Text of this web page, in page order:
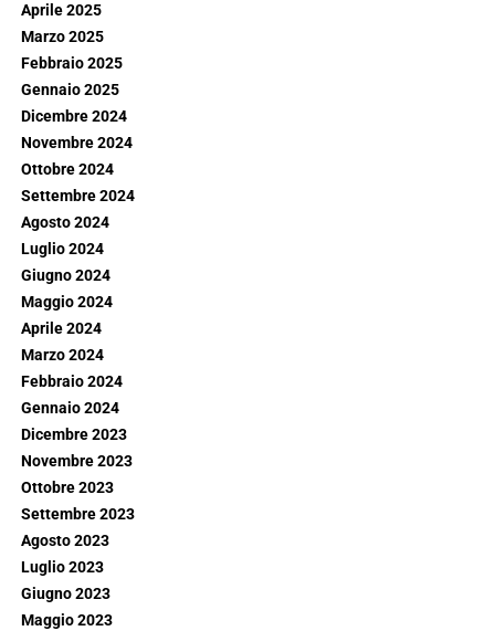
Aprile 2025
Marzo 2025
Febbraio 2025
Gennaio 2025
Dicembre 2024
Novembre 2024
Ottobre 2024
Settembre 2024
Agosto 2024
Luglio 2024
Giugno 2024
Maggio 2024
Aprile 2024
Marzo 2024
Febbraio 2024
Gennaio 2024
Dicembre 2023
Novembre 2023
Ottobre 2023
Settembre 2023
Agosto 2023
Luglio 2023
Giugno 2023
Maggio 2023